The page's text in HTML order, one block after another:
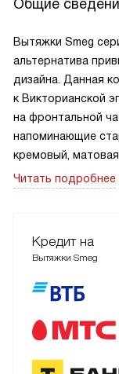
Общие
Вытяжки Smeg
альтернатива
дизайна. Данная
к Викторианской
на фронтальной
напоминающие
кремовый,
Читать подробнее
Кредит на
Вытяжки Smeg